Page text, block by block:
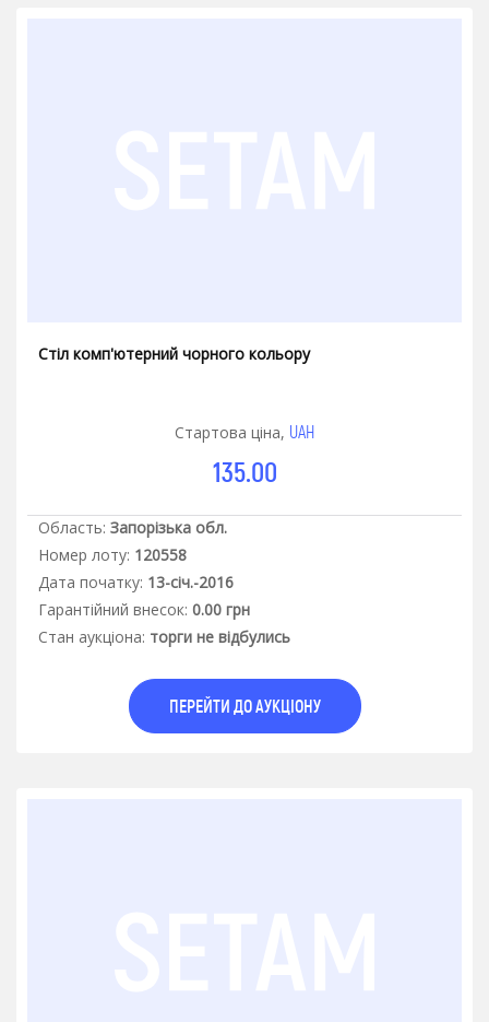
Стіл комп'ютерний чорного кольору
Стартова ціна, UAH
135.00
Область: Запорізька обл.
Номер лоту: 120558
Дата початку: 13-січ.-2016
Гарантiйний внесок: 0.00 грн
Стан аукцiона: торги не відбулись
ПЕРЕЙТИ ДО АУКЦІОНУ